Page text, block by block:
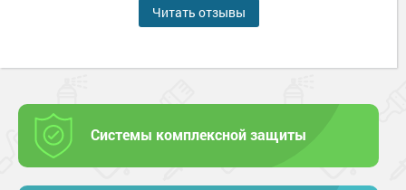
Читать отзывы
Системы комплексной защиты